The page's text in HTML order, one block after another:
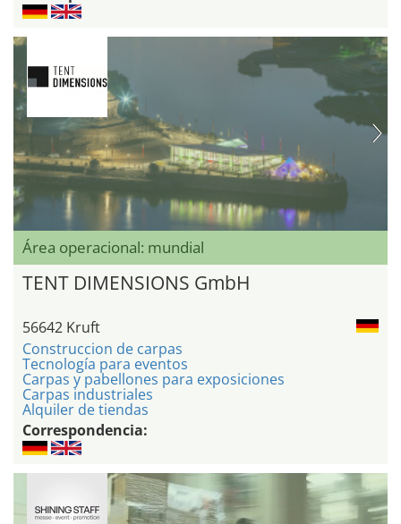
Área operacional: mundial
TENT DIMENSIONS GmbH
56642 Kruft
Construccion de carpas
Tecnología para eventos
Carpas y pabellones para exposiciones
Carpas industriales
Alquiler de tiendas
Correspondencia: